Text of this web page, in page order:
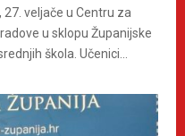
veljače u Centru za
u sklopu Županijske
škola. Učenici...